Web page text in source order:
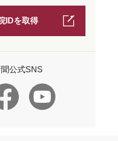
IDを取得
公式SNS